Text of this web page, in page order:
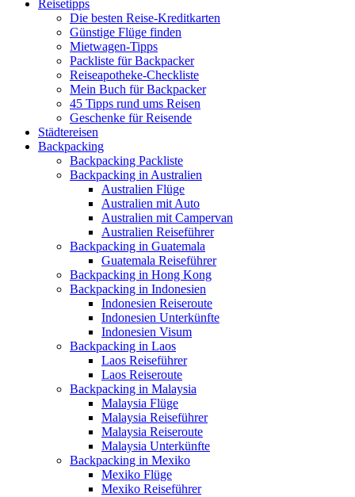
Reisetipps
Die besten Reise-Kreditkarten
Günstige Flüge finden
Mietwagen-Tipps
Packliste für Backpacker
Reiseapotheke-Checkliste
Mein Buch für Backpacker
45 Tipps rund ums Reisen
Geschenke für Reisende
Städtereisen
Backpacking
Backpacking Packliste
Backpacking in Australien
Australien Flüge
Australien mit Auto
Australien mit Campervan
Australien Reiseführer
Backpacking in Guatemala
Guatemala Reiseführer
Backpacking in Hong Kong
Backpacking in Indonesien
Indonesien Reiseroute
Indonesien Unterkünfte
Indonesien Visum
Backpacking in Laos
Laos Reiseführer
Laos Reiseroute
Backpacking in Malaysia
Malaysia Flüge
Malaysia Reiseführer
Malaysia Reiseroute
Malaysia Unterkünfte
Backpacking in Mexiko
Mexiko Flüge
Mexiko Reiseführer